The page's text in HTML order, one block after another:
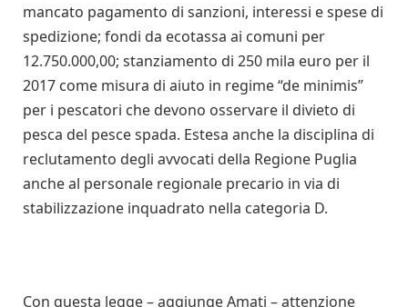
mancato pagamento di sanzioni, interessi e spese di
spedizione; fondi da ecotassa ai comuni per
12.750.000,00; stanziamento di 250 mila euro per il
2017 come misura di aiuto in regime “de minimis”
per i pescatori che devono osservare il divieto di
pesca del pesce spada. Estesa anche la disciplina di
reclutamento degli avvocati della Regione Puglia
anche al personale regionale precario in via di
stabilizzazione inquadrato nella categoria D.
Con questa legge – aggiunge Amati – attenzione